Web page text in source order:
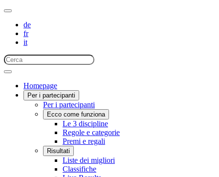
de
fr
it
Homepage
Per i partecipanti
Per i partecipanti
Ecco come funziona
Le 3 discipline
Regole e categorie
Premi e regali
Risultati
Liste dei migliori
Classifiche